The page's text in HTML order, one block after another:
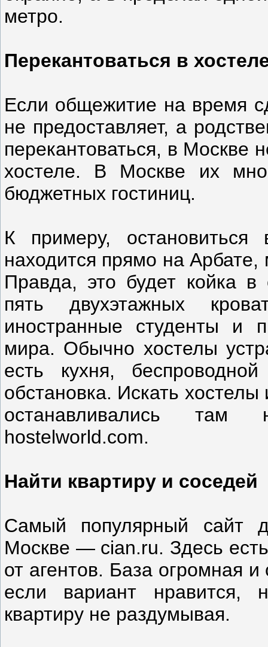
метро.
Перекантоваться в
Если общежитие на время
не предоставляет, а
перекантоваться, в Москве
хостеле. В Москве их
бюджетных гостиниц.
К примеру,
находится прямо на Арбате,
Правда, это будет койка в
пять двухэтажных
иностранные студенты и
мира. Обычно хостелы
есть кухня,
обстановка. Искать
останавливались
hostelworld.com.
Найти квартиру и соседей
Самый популярный сайт
Москве — cian.ru. Здесь
от агентов. База огромная
если вариант нравится,
квартиру не раздумывая.